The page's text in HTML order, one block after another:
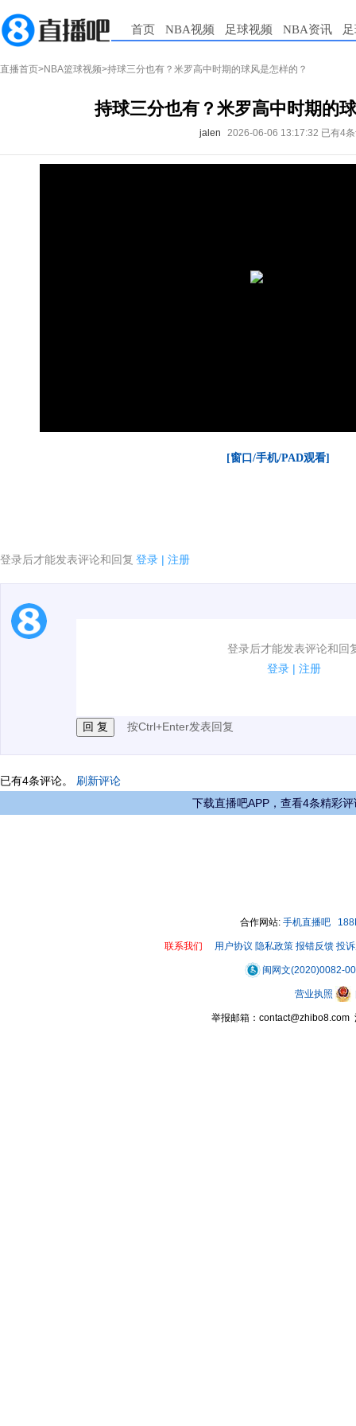
首页 NBA视频 足球视频 NBA资讯
直播首页>NBA篮球视频>持球三分也有？米罗高中时期的球风是怎样的？
持球三分也有？米罗高中时期的
jalen 2026-06-06 13:17:32 已有4
[窗口/手机/PAD观看]
登录后才能发表评论和回复 登录 | 注册
登录后才能发表评论和回
登录 | 注册
1.电脑端新用户可以发表评论了！
按Ctrl+Enter发表回复
已有4条评论。 刷新评论
下载直播吧APP，查看4条精彩评
合作网站: 手机直播吧
联系我们 用户协议 隐私政策 报错反馈 投
闽网文(2020)0082-
营业执照
举报邮箱：